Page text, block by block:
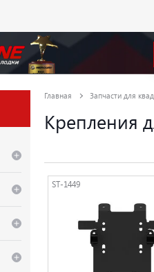
Главная Запчасти для
Крепления
ST-1449